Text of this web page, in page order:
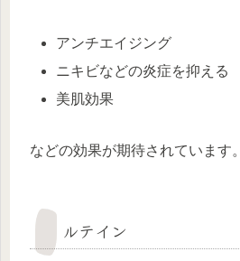
アンチエイジング
ニキビなどの炎症を抑える
美肌効果
などの効果が期待されています。
ルテイン